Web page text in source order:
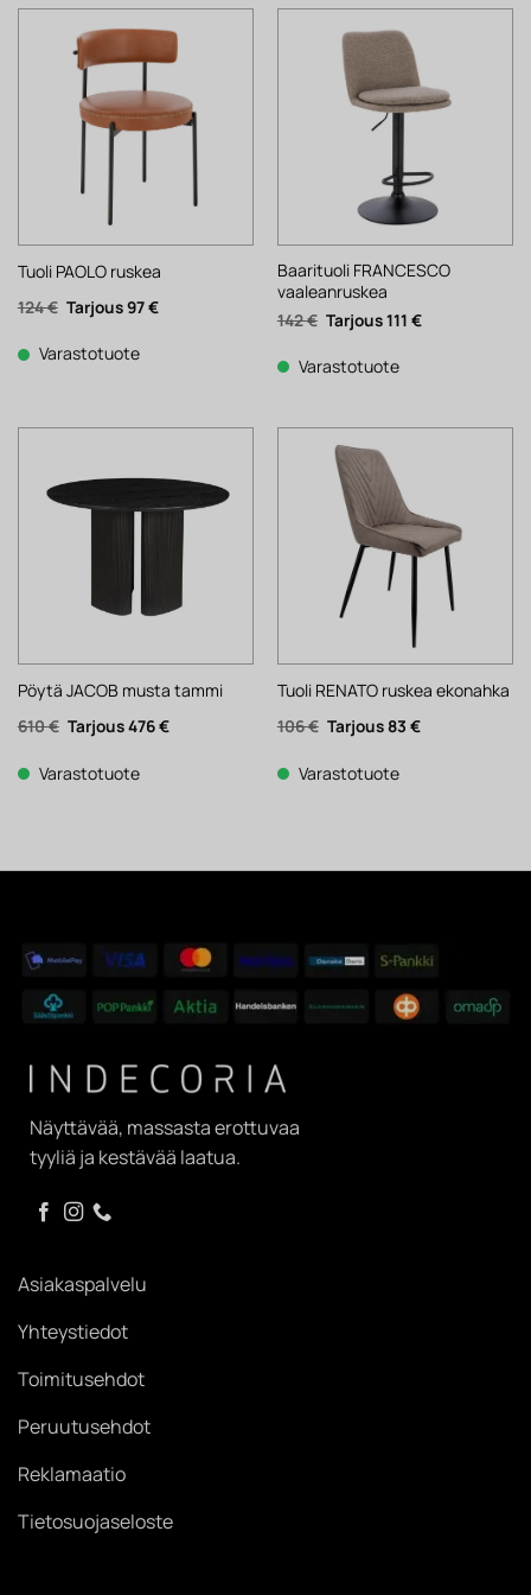
Tuoli PAOLO ruskea
124€ Alkuperäinen
hinta
124 €.
97€Nykyinen
Varastotuote
Baarituoli FRANCESCO
vaaleanruskea
142€ Alkuperäinen
hinta
142 €.
111 €Nykyinen
Varastotuote
Pöytä JACOB musta tammi
610€ Alkuperäinen
hinta
610 €.
476€Nykyinen
Varastotuote
Tuoli RENATO ruskea ekonahka
106€ Alkuperäinen
hinta
106 €.
83 €Nykyinen
Varastotuote
Näyttävää, massasta erottuvaa
tyyliä ja kestävää laatua.
Asiakaspalvelu
Yhteystiedot
Toimitusehdot
Peruutusehdot
Reklamaatio
Tietosuojaseloste